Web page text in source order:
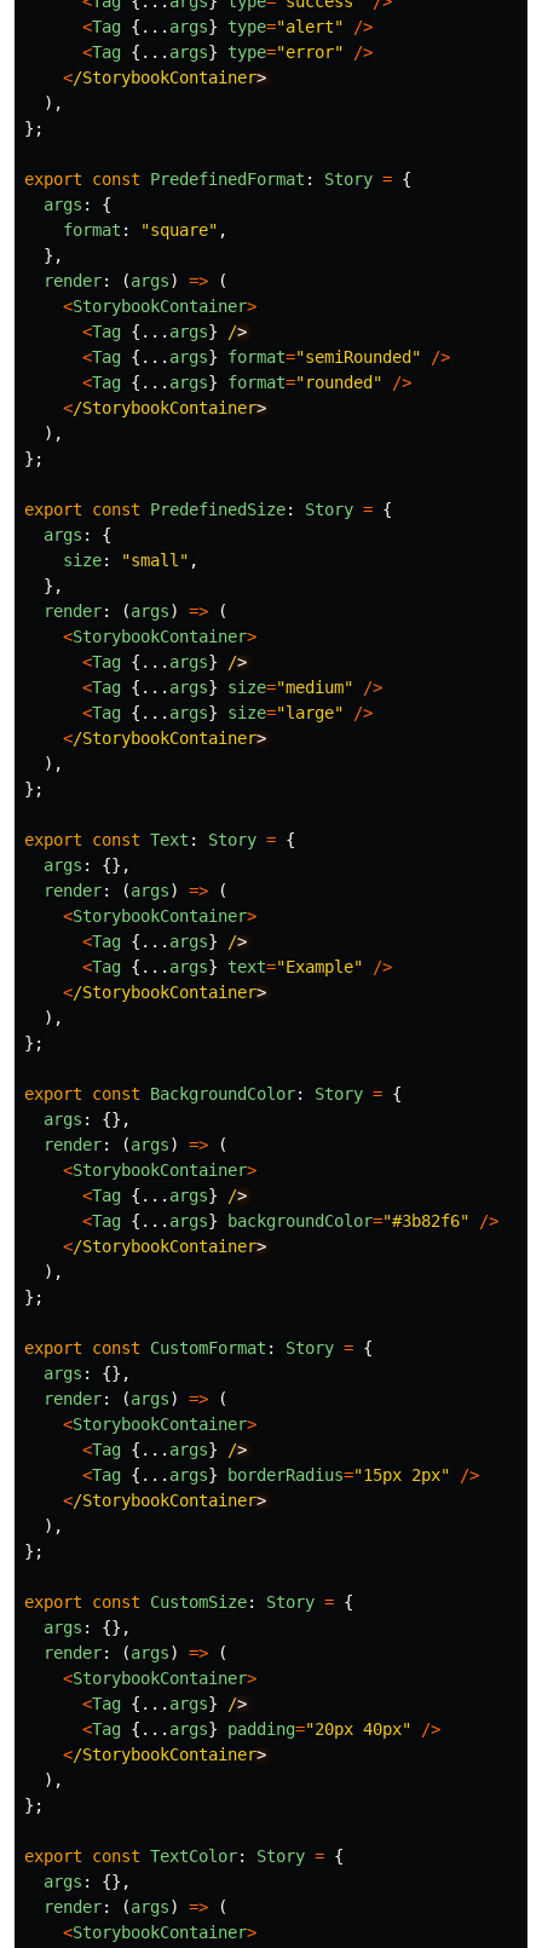
<Tag {... args} type="alert"
/>
<Tag {... args} type="error"
/>
</StorybookContainer
),
};
export const PredefinedFormat : Story = {
args :
{
format : "square" ,
},
render: (args) =>
(
<StorybookContainer>
<Tag {... args} /
<Tag {... args} format="semiRounded "
/>
<Tag {... args} format="rounded "
/>
</StorybookContainer
),
};
export const PredefinedSize: Story = {
args :
{
size: "small " ,
},
render: (args) =>
(
<StorybookContainer>
<Tag {... args} /
<Tag {... args} size="medium"
/>
<Tag {... args} size="large"
/>
</StorybookContainer
),
};
export const Text : Story = {
args :
{},
render: (args) =>
(
<StorybookContainer>
<Tag {... args} /
<Tag {... args} text="Example"
/>
</StorybookContainer
),
};
export const BackgroundColor: Story = {
args :
{},
render: (args) =>
(
<StorybookContainer>
<Tag {... args} /
<Tag {... args} backgroundColor="#3b82f6"
/>
</StorybookContainer
),
};
export const CustomFormat : Story = {
args :
{},
render: (args) =>
(
<StorybookContainer>
<Tag {... args} /
<Tag {... args} borderRadius="15px 2px"
/>
</StorybookContainer
),
};
export const CustomSize: Story = {
args :
{},
render: (args) =>
(
<StorybookContainer>
<Tag {... args} /
<Tag {... args} padding="20px 40px"
/>
</StorybookContainer
),
};
export const TextColor: Story = {
args :
{},
render: (args) =>
(
<StorybookContainer>